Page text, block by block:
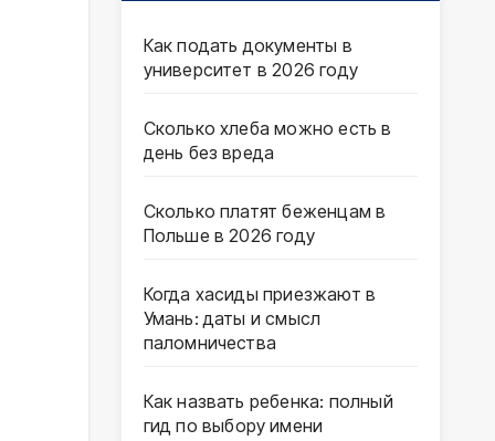
Как подать документы в
университет в 2026 году
Сколько хлеба можно есть в
день без вреда
Сколько платят беженцам в
Польше в 2026 году
Когда хасиды приезжают в
Умань: даты и смысл
паломничества
Как назвать ребенка: полный
гид по выбору имени